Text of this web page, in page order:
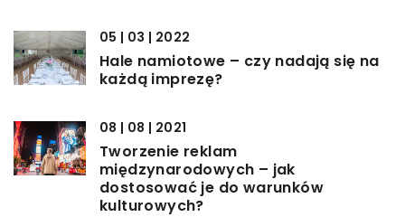
05 | 03 | 2022
Hale namiotowe – czy nadają się na
każdą imprezę?
08 | 08 | 2021
Tworzenie reklam
międzynarodowych – jak
dostosować je do warunków
kulturowych?